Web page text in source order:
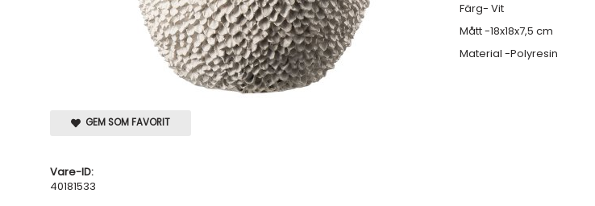
Färg- Vit
Mått -18x18x7,5 cm
Material -Polyresin
GEM SOM FAVORIT
Vare-ID:
40181533